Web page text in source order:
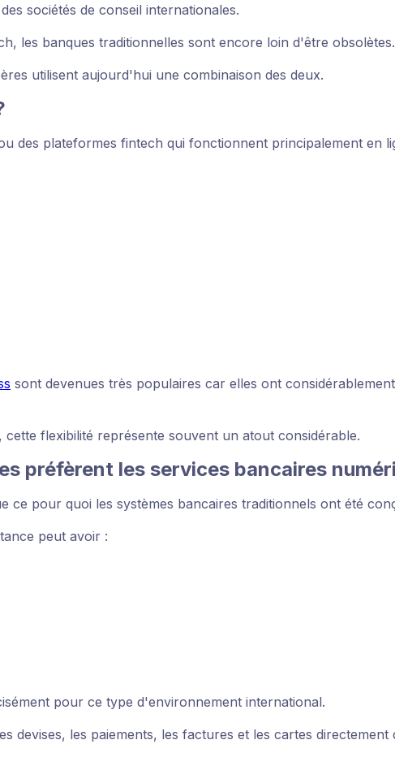
sociétés de conseil internationales.
les banques traditionnelles sont encore loin d'être obsolètes.
utilisent aujourd'hui une combinaison des deux.
des plateformes fintech qui fonctionnent principalement en
sont devenues très populaires car elles ont
flexibilité représente souvent un atout considérable.
préfèrent les services bancaires
ce pour quoi les systèmes bancaires traditionnels ont été
peut avoir :
pour ce type d'environnement international.
devises, les paiements, les factures et les cartes